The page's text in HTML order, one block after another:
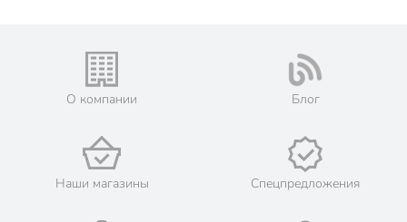
Ширина стола, см
80 см
Высота стола, см
71 см
стол + кресла
Материал столешницы
стекло
О компании Блог
Наши магазины Спецпредложения